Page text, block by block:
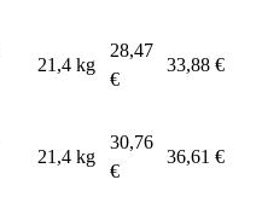
21,4 kg
28,47
€
33,88 €
21,4 kg
30,76
€
36,61 €